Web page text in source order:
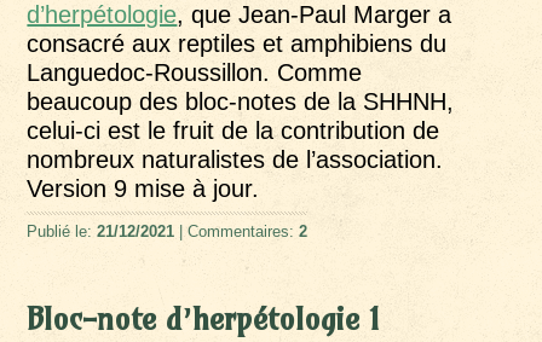
d’herpétologie, que Jean-Paul Marger a
consacré aux reptiles et amphibiens du
Languedoc-Roussillon. Comme
beaucoup des bloc-notes de la SHHNH,
celui-ci est le fruit de la contribution de
nombreux naturalistes de l’association.
Version 9 mise à jour.
Publié le:21/12/2021 | Commentaires:2
Bloc-note d’herpétologie 1